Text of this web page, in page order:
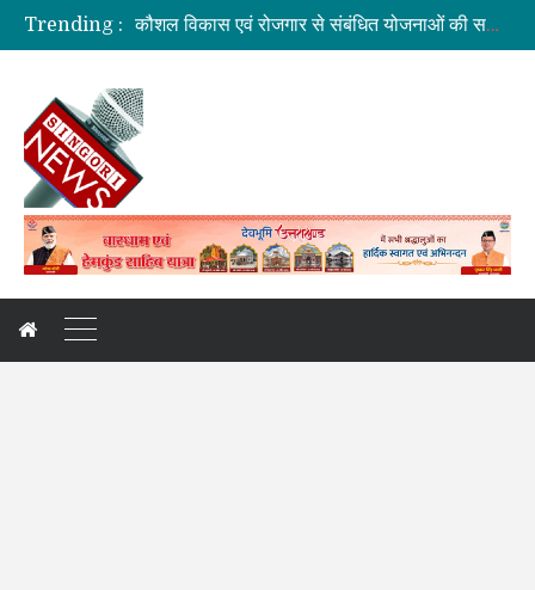
Trending :
जिलाधिकारी की अध्यक्षता में आयोजित हुई वन भूमि हस्तांतरण की बैठक
दुःखदः वाहन दुर्घटनाग्रस्त, पांच की मौत